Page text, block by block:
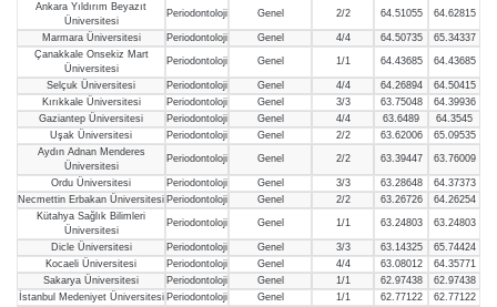
Ankara Yıldırım Beyazıt
Üniversitesi
Periodontoloji Genel 2/2 64.51055 64.62815
Marmara Üniversitesi Periodontoloji Genel 4/4 64.50735
65.34337
Çanakkale Onsekiz Mart
Üniversitesi
Periodontoloji Genel 1/1 64.43685 64.43685
Selçuk Üniversitesi Periodontoloji Genel 4/4 64.26894
64.50415
Kırıkkale Üniversitesi
Periodontoloji Genel 3/3 63.75048
64.39936
Gaziantep Üniversitesi
Periodontoloji Genel 4/4 63.6489
64.3545
Uşak Üniversitesi
Periodontoloji Genel 2/2 63.62006
65.09535
Aydın Adnan Menderes
Üniversitesi
Periodontoloji Genel 2/2 63.39447 63.76009
Ordu Üniversitesi Periodontoloji Genel 3/3 63.28648
64.37373
Necmettin Erbakan Üniversitesi Periodontoloji Genel 2/2 63.26726
64.26254
Kütahya Sağlık Bilimleri
Üniversitesi
Periodontoloji Genel 1/1 63.24803 63.24803
Dicle Üniversitesi Periodontoloji Genel 3/3 63.14325
65.74424
Kocaeli Üniversitesi
Periodontoloji Genel 4/4 63.08012
64.35771
Sakarya Üniversitesi
Periodontoloji Genel 1/1 62.97438
62.97438
İstanbul Medeniyet Üniversitesi Periodontoloji Genel 1/1 62.77122
62.77122